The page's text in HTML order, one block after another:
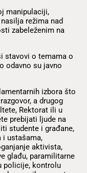
manipulaciji,
režima nad
zabeleženim na
stavovi o temama o
odavno su javno
izbora što
a drugog
Rektorat ili u
prebijati ljude na
studente i građane,
ustašama,
aktivista,
glađu, paramilitarne
policije, kontrolu